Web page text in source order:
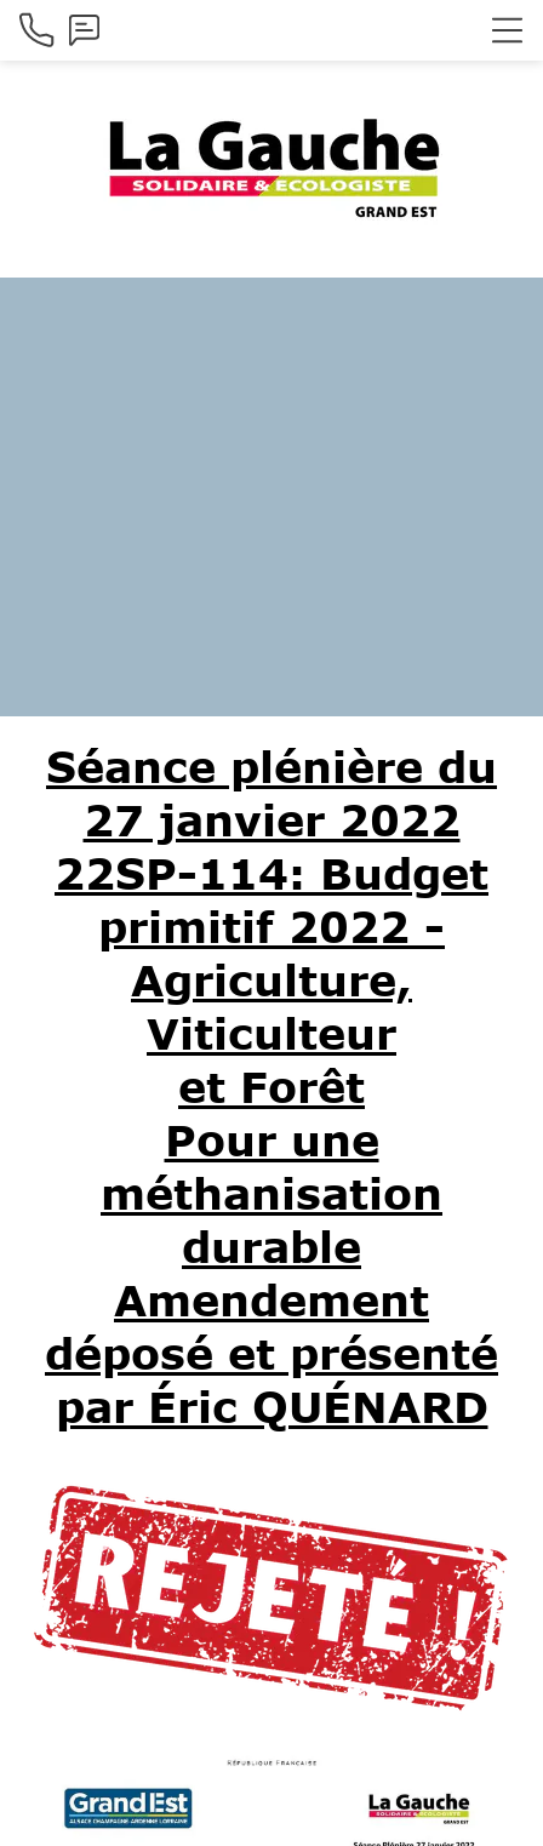
Séance plénière du
27 janvier 2022
22SP-114: Budget
primitif 2022 -
Agriculture,
Viticulteur
et Forêt
Pour une
méthanisation
durable
Amendement
déposé et présenté
par Éric QUÉNARD